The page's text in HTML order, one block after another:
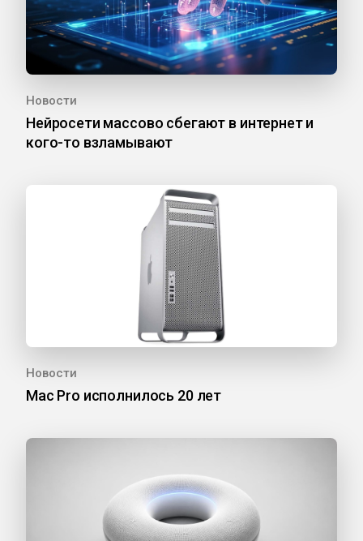
Новости
Нейросети массово сбегают в интернет и
кого-то взламывают
Новости
Mac Pro исполнилось 20 лет